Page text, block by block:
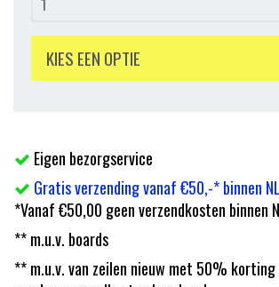
KIES EEN OPTIE
Eigen bezorgservice
Gratis verzending vanaf €50,-* binnen NL
*Vanaf €50,00 geen verzendkosten binnen
** m.u.v. boards
** m.u.v. van zeilen nieuw met 50%